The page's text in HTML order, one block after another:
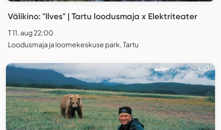
Välikino: "Ilves" | Tartu loodusmaja x Elektriteater
T 11. aug 22:00
Loodusmaja ja loomekeskuse park, Tartu